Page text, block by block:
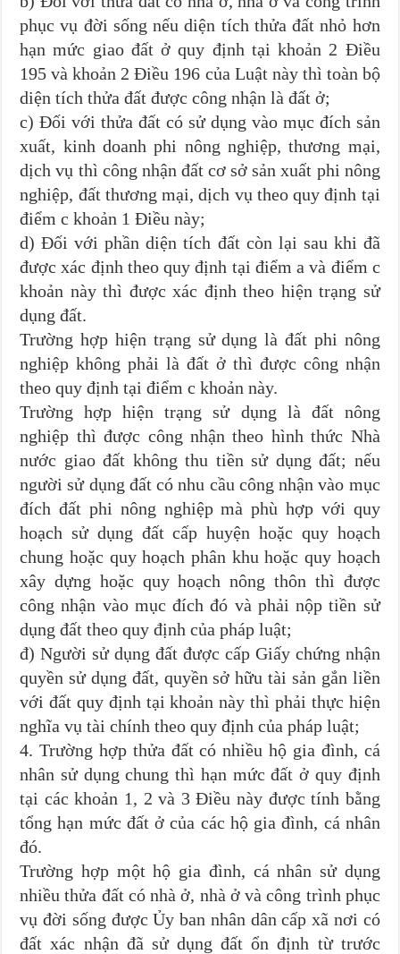
phục vụ đời sống nếu diện tích thửa đất nhỏ hơn
hạn mức giao đất ở quy định tại khoản 2 Điều
195 và khoản 2 Điều 196 của Luật này thì toàn bộ
diện tích thửa đất được công nhận là đất ở;
c) Đối với thửa đất có sử dụng vào mục đích sản
xuất, kinh doanh phi nông nghiệp, thương mại,
dịch vụ thì công nhận đất cơ sở sản xuất phi nông
nghiệp, đất thương mại, dịch vụ theo quy định tại
điểm c khoản 1 Điều này;
d) Đối với phần diện tích đất còn lại sau khi đã
được xác định theo quy định tại điểm a và điểm c
khoản này thì được xác định theo hiện trạng sử
dụng đất.
Trường hợp hiện trạng sử dụng là đất phi nông
nghiệp không phải là đất ở thì được công nhận
theo quy định tại điểm c khoản này.
Trường hợp hiện trạng sử dụng là đất nông
nghiệp thì được công nhận theo hình thức Nhà
nước giao đất không thu tiền sử dụng đất; nếu
người sử dụng đất có nhu cầu công nhận vào mục
đích đất phi nông nghiệp mà phù hợp với quy
hoạch sử dụng đất cấp huyện hoặc quy hoạch
chung hoặc quy hoạch phân khu hoặc quy hoạch
xây dựng hoặc quy hoạch nông thôn thì được
công nhận vào mục đích đó và phải nộp tiền sử
dụng đất theo quy định của pháp luật;
đ) Người sử dụng đất được cấp Giấy chứng nhận
quyền sử dụng đất, quyền sở hữu tài sản gắn liền
với đất quy định tại khoản này thì phải thực hiện
nghĩa vụ tài chính theo quy định của pháp luật;
4. Trường hợp thửa đất có nhiều hộ gia đình, cá
nhân sử dụng chung thì hạn mức đất ở quy định
tại các khoản 1, 2 và 3 Điều này được tính bằng
tổng hạn mức đất ở của các hộ gia đình, cá nhân
đó.
Trường hợp một hộ gia đình, cá nhân sử dụng
nhiều thửa đất có nhà ở, nhà ở và công trình phục
vụ đời sống được Ủy ban nhân dân cấp xã nơi có
đất xác nhận đã sử dụng đất ổn định từ trước